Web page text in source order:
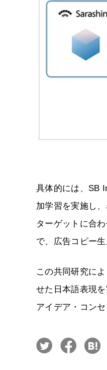
具体的には、SB
加学習を実施し
ターゲットに合
で、広告コピー
この共同研究に
せた日本語表現
アイデア・コン